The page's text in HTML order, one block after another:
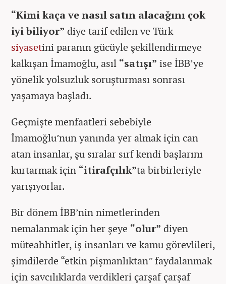
“Kimi kaça ve nasıl satın alacağını çok
iyi biliyor” diye tarif edilen ve Türk
siyasetini paranın gücüyle şekillendirmeye
kalkışan İmamoğlu, asıl “satışı” ise İBB’ye
yönelik yolsuzluk soruşturması sonrası
yaşamaya başladı.
Geçmişte menfaatleri sebebiyle
İmamoğlu’nun yanında yer almak için can
atan insanlar, şu sıralar sırf kendi başlarını
kurtarmak için “itirafçılık”ta birbirleriyle
yarışıyorlar.
Bir dönem İBB’nin nimetlerinden
nemalanmak için her şeye “olur” diyen
müteahhitler, iş insanları ve kamu görevlileri,
şimdilerde “etkin pişmanlıktan” faydalanmak
için savcılıklarda verdikleri çarşaf çarşaf